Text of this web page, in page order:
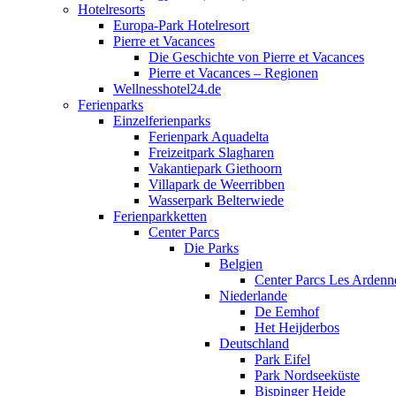
Hotelresorts
Europa-Park Hotelresort
Pierre et Vacances
Die Geschichte von Pierre et Vacances
Pierre et Vacances – Regionen
Wellnesshotel24.de
Ferienparks
Einzelferienparks
Ferienpark Aquadelta
Freizeitpark Slagharen
Vakantiepark Giethoorn
Villapark de Weerribben
Wasserpark Belterwiede
Ferienparkketten
Center Parcs
Die Parks
Belgien
Center Parcs Les
Niederlande
De Eemhof
Het Heijderbos
Deutschland
Park Eifel
Park Nordseeküste
Bispinger Heide